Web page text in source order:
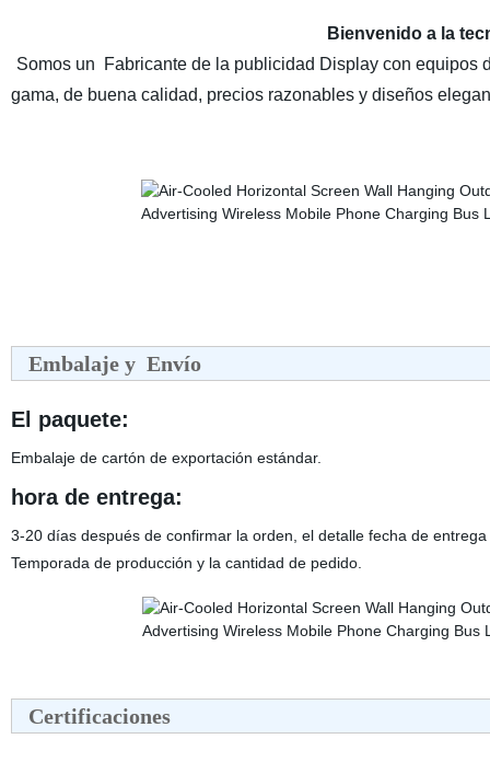
Bienvenido a la
Somos un Fabricante de la publicidad Display con equipos
gama, de buena calidad, precios razonables y diseños
Embalaje y Envío
El paquete:
Embalaje de cartón de exportación estándar.
hora de entrega:
3-20 días después de confirmar la orden, el detalle fecha de
Temporada de producción y la cantidad de pedido.
Certificaciones